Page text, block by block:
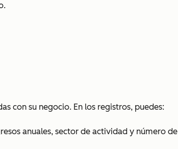
con su negocio. En los registros, puedes:
anuales, sector de actividad y número de